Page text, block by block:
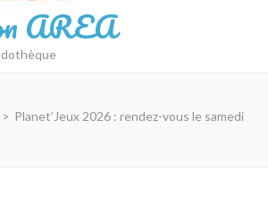
AREA
> Planet’Jeux 2026 : rendez-vous le samedi